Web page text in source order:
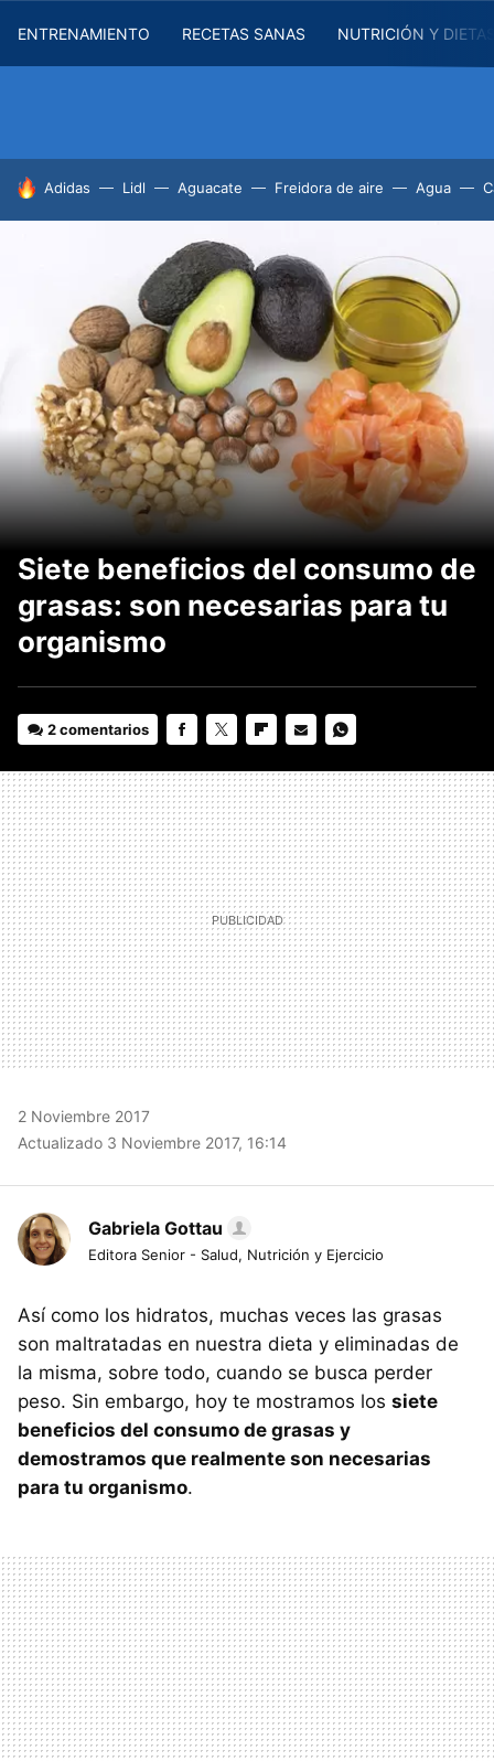
ENTRENAMIENTO RECETAS SANAS NUTRICIÓN Y
HOY SE HABLA DE
Adidas Lidl Aguacate Freidora de aire Agua
Siete beneficios del consumo de
grasas: son necesarias para tu
organismo
2 comentarios
MAIL
2 Noviembre 2017
Actualizado 3 Noviembre 2017, 16:14
Gabriela Gottau
Editora Senior - Salud, Nutrición y Ejercicio
Así como los hidratos, muchas veces las grasas
son maltratadas en nuestra dieta y eliminadas de
la misma, sobre todo, cuando se busca perder
peso. Sin embargo, hoy te mostramos los siete
beneficios del consumo de grasas y
demostramos que realmente son necesarias
para tu organismo.